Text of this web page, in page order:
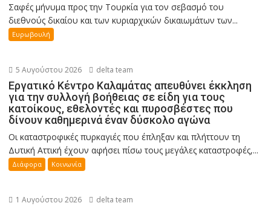
Σαφές μήνυμα προς την Τουρκία για τον σεβασμό του
διεθνούς δικαίου και των κυριαρχικών δικαιωμάτων των...
Ευρωβουλή
5 Αυγούστου 2026 delta team
Εργατικό Κέντρο Καλαμάτας απευθύνει έκκληση
για την συλλογή βοήθειας σε είδη για τους
κατοίκους, εθελοντές και πυροσβέστες που
δίνουν καθημερινά έναν δύσκολο αγώνα
Οι καταστροφικές πυρκαγιές που έπληξαν και πλήττουν τη
Δυτική Αττική έχουν αφήσει πίσω τους μεγάλες καταστροφές,...
Διάφορα Κοινωνία
1 Αυγούστου 2026 delta team